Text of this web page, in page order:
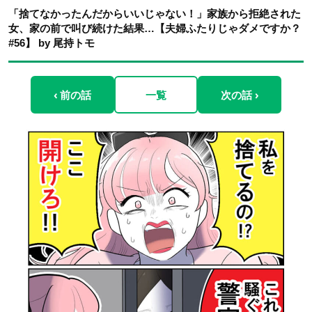
「捨てなかったんだからいいじゃない！」家族から拒絶された
女、家の前で叫び続けた結果…【夫婦ふたりじゃダメですか？
#56】 by 尾持トモ
‹ 前の話 一覧 次の話 ›